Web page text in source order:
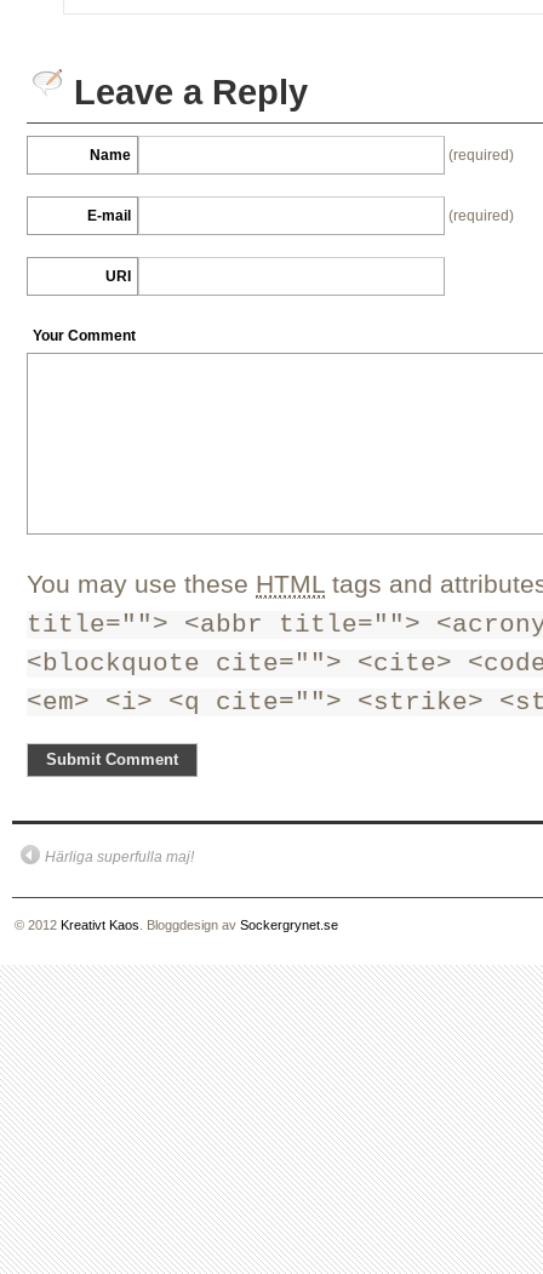
Leave a Reply
Name (required)
E-mail (required)
URI
Your Comment
You may use these HTML tags and
title=""> <abbr title="">
<blockquote cite=""> <cite>
<em> <i> <q cite=""> <strike>
Härliga superfulla maj!
© 2012 Kreativt Kaos . Bloggdesign av Sockergrynet.se